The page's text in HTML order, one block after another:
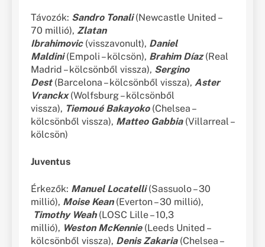
Távozók: Sandro Tonali(Newcastle United –
70 millió), Zlatan
Ibrahimovic(visszavonult), Daniel
Maldini(Empoli – kölcsön), Brahim Díaz(Real
Madrid – kölcsönből vissza), Sergino
Dest(Barcelona – kölcsönből vissza), Aster
Vranckx(Wolfsburg – kölcsönből
vissza), Tiemoué Bakayoko(Chelsea –
kölcsönből vissza), Matteo Gabbia (Villarreal –
kölcsön)
Juventus
Érkezők: Manuel Locatelli(Sassuolo – 30
millió), Moise Kean(Everton – 30 millió),
Timothy Weah(LOSC Lille – 10,3
millió), Weston McKennie(Leeds United –
kölcsönből vissza), Denis Zakaria(Chelsea –